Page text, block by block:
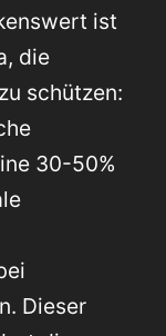
ist
die
schützen:
30-50%
Dieser